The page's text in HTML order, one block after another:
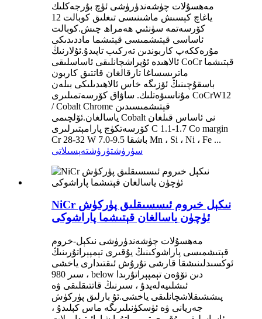
مەھسۇلات چۈشەندۈرۈشى ئۈچ بۇرجەكلىك
ياغاچ كېسىش ماشىنىسى تىغلىق كوبالت 12
كۆرسەتمە سۈنئىي ھەمراھ چىش.كوبالت
ئاساسى قېتىشمىسى قېتىشما ماددىدىكى
مۇرەككەپ كاربوندىن تەركىب تاپىدۇ.ئۇلارنىڭ
ئالاھىدە ئۇپراشچانلىقى ئاساسلىقى CoCr قېتىشما
ماترىسساغا تارقالغان قاتتىق كاربون
باسقۇچىنىڭ ئۆزىگە خاس ئالاھىدىلىكى بىلەن
مۇناسىۋەتلىك. ساۋاق كۆرسەتمىلىرى CoCrW12
/ Cobalt Chrome قېتىشمىسىدىن
ياسالغان.ئۆلچىمى Cobalt نى ئاساس قىلغان
كۆرسەتكۈچ پارامېتىرلىرى C 1.1-1.7 Co margin
Cr 28-32 W 7.0-9.5 باشقا Mn ، Si ، Ni ، Fe ...
سۈرۈشتۈرۈشتەپسىلاتى
NiCr نىكېل خىروم ئىسسىقلىق پۈركۈش
ئۈچۈن ياسالغان قېتىشما پاراشوكى
مەھسۇلات چۈشەندۈرۈشى نىكېل-خروم
قېتىشمىسى پاراشوكىنىڭ يۇقىرى تېمپېراتۇرىنىڭ
ئوكسىدلىنىشقا قارشى تۇرۇش ئىقتىدارى ياخشى
، سىر 980 below دىن تۆۋەن تېمپېراتۇرىدا
ئىشلىيەلەيدۇ ، سىرنىڭ قاتتىقلىقى ۋە
پىششىقلاشچانلىقى ياخشى.ئۇ بارلىق پۈركۈش
جەريانى ۋە ئۈسكۈنىلىرىگە ماس كېلىدۇ ،